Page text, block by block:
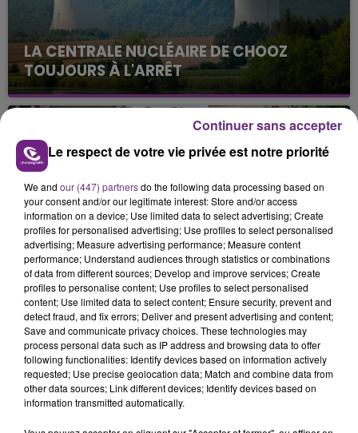
LA CENTRALE NUCLÉAIRE DE CHOOZ
TOUJOURS À L'ARRÊT
Cela fait déjà une semaine que la centrale
nucléaire ardennaise est à l'arrêt. Une situation
justifiée par la sécheresse intense qui est toujours
présente.
LE MAGASIN JOUÉCLUB DE REIMS FERME
SES PORTES
C'était l'une des institutions du centre-ville
rémois. Le magasin JouéClub est contraint de
fermer ses portes.
TITRES DIFFUSÉS
11h44
11h44 11h41
11h41
Le respect de votre vie privée est notre priorité
We and our (447) partnersdo the following data processing based on
your consent and/or our legitimate interest: Store and/or access
information on a device; Use limited data to select advertising; Create
profiles for personalised advertising; Use profiles to select personalised
advertising; Measure advertising performance; Measure content
performance; Understand audiences through statistics or combinations
of data from different sources; Develop and improve services; Create
profiles to personalise content; Use profiles to select personalised
content; Use limited data to select content; Ensure security, prevent and
detect fraud, and fix errors; Deliver and present advertising and content;
Save and communicate privacy choices. These technologies may
process personal data such as IP address and browsing data to offer
following functionalities: Identify devices based on information actively
requested; Use precise geolocation data; Match and combine data from
other data sources; Link different devices; Identify devices based on
information transmitted automatically.
Continuer sans accepter